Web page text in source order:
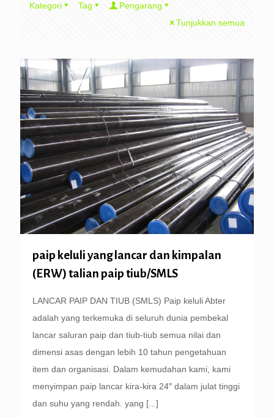
Kategori Tag
Pengarang
Tunjukkan semua
paip keluli yang lancar dan kimpalan
(ERW) talian paip tiub/SMLS
LANCAR PAIP DAN TIUB (SMLS) Paip keluli Abter
adalah yang terkemuka di seluruh dunia pembekal
lancar saluran paip dan tiub-tiub semua nilai dan
dimensi asas dengan lebih 10 tahun pengetahuan
item dan organisasi. Dalam kemudahan kami, kami
menyimpan paip lancar kira-kira 24″ dalam julat tinggi
dan suhu yang rendah. yang [...]